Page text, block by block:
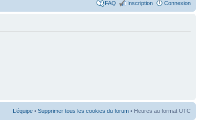
FAQ Inscription Connexion
L’équipe • Supprimer tous les cookies du forum • Heures au format UTC